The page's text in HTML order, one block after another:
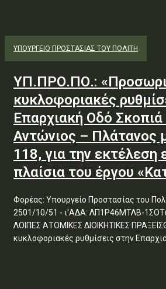
ΥΠΟΥΡΓΕΊΟ ΠΡΟΣΤΑΣΊΑΣ ΤΟΥ ΠΟΛΊΤΗ
ΥΠ.ΠΡΟ.ΠΟ.:
κυκλοφοριακές
Επαρχιακή Οδό Σκοπιά
Αντώνιος – Πλάτανος
118, για την εκτέλεση
πλαίσια του έργου
Φορέας: Υπουργείο Προστασίας του
2501/10/51 - ι'ΑΔΑ: ΛΠ1Ρ46ΜΤΛΒ-
ΛΟΙΠΕΣ ΑΤΟΜΙΚΕΣ ΔΙΟΙΚΗΤΙΚΕΣ
κυκλοφοριακές ρυθμίσεις στην